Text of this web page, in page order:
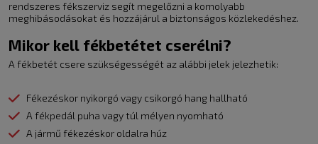
rendszeres fékszerviz segít megelőzni a komolyabb
meghibásodásokat és hozzájárul a biztonságos közlekedéshez.
Mikor kell fékbetétet cserélni?
A fékbetét csere szükségességét az alábbi jelek jelezhetik:
Fékezéskor nyikorgó vagy csikorgó hang hallható
A fékpedál puha vagy túl mélyen nyomható
A jármű fékezéskor oldalra húz